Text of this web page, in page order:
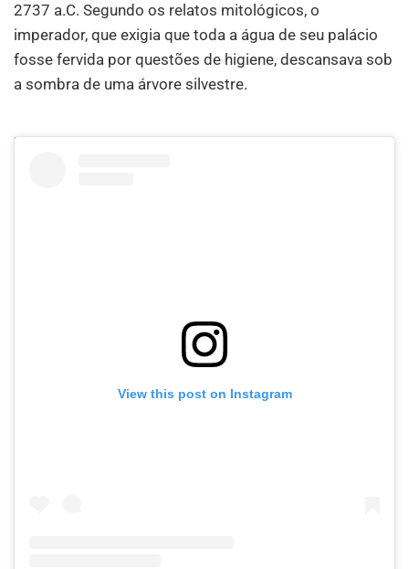
2737 a.C. Segundo os relatos mitológicos, o
imperador, que exigia que toda a água de seu palácio
fosse fervida por questões de higiene, descansava sob
a sombra de uma árvore silvestre.
View this post on Instagram